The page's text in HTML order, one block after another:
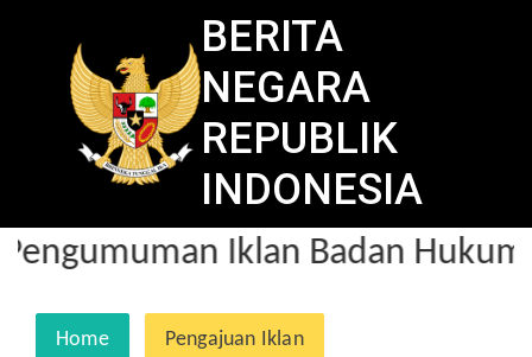
BERITA
NEGARA
REPUBLIK
INDONESIA
Iklan Badan Hukum
Home Pengajuan Iklan